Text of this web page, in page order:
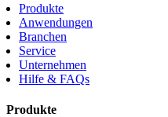
Produkte
Anwendungen
Branchen
Service
Unternehmen
Hilfe & FAQs
Produkte